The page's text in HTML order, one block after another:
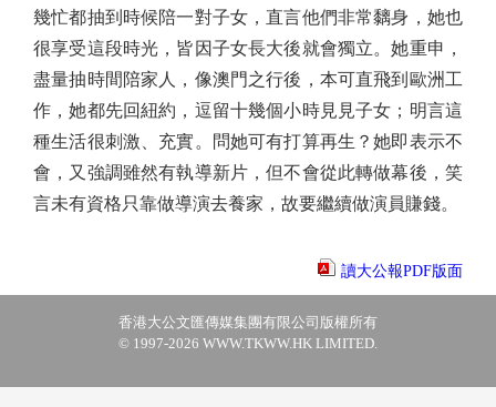
幾忙都抽到時候陪一對子女，直言他們非常黐身，她也
很享受這段時光，皆因子女長大後就會獨立。她重申，
盡量抽時間陪家人，像澳門之行後，本可直飛到歐洲工
作，她都先回紐約，逗留十幾個小時見見子女；明言這
種生活很刺激、充實。問她可有打算再生？她即表示不
會，又強調雖然有執導新片，但不會從此轉做幕後，笑
言未有資格只靠做導演去養家，故要繼續做演員賺錢。
讀大公報PDF版面
香港大公文匯傳媒集團有限公司版權所有
© 1997-2026 WWW.TKWW.HK LIMITED.